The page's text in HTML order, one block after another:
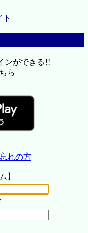
ンができる!!
ら
れの方
】